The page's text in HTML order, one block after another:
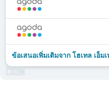
ข้อเสนอเพิ่มเติมจาก โฮเทล เอ็ม